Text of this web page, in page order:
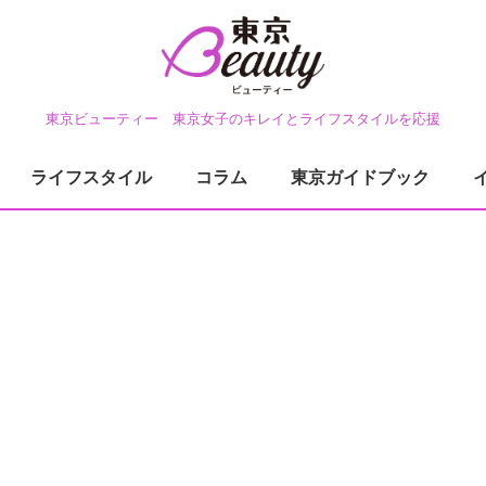
東京ビューティー 東京女子のキレイとライフスタイルを応援
ライフスタイル コラム 東京ガイドブック